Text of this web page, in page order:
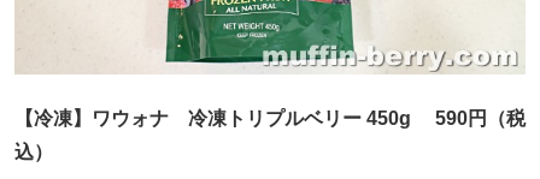
【冷凍】ワウォナ 冷凍トリプルベリー 450g 590円（税
込）